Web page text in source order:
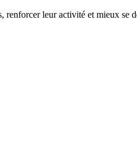
renforcer leur activité et mieux se